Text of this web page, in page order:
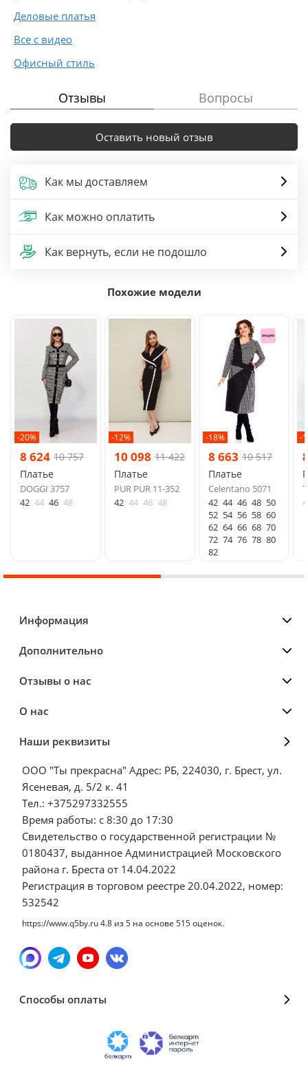
Деловые платья
Все с видео
Офисный стиль
Отзывы Вопросы
Оставить новый отзыв
Как мы доставляем
Как можно оплатить
Как вернуть, если не подошло
Похожие модели
-20%
8 624 10 757
Платье
DOGGI 3757
42 44 46 48
-12%
10 098 11 422
Платье
PUR PUR 11-352
42 44 46 48
-18%
8 663 10 517
Платье
Celentano 5071
42 44 46 48 50
52 54 56 58 60
62 64 66 68 70
72 74 76 78 80
82
-
Информация
Дополнительно
Отзывы о нас
О нас
Наши реквизиты
ООО "Ты прекрасна" Адрес: РБ, 224030, г. Брест, ул.
Ясеневая, д. 5/2 к. 41
Тел.: +375297332555
Время работы: с 8:30 до 17:30
Свидетельство о государственной регистрации №
0180437, выданное Администрацией Московского
района г. Бреста от 14.04.2022
Регистрация в торговом реестре 20.04.2022, номер:
532542
https://www.q5by.ru4.8 из5 на основе 515оценок.
Способы оплаты